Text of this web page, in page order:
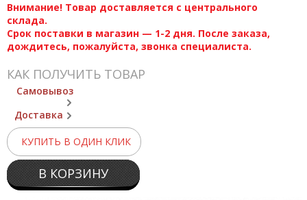
Внимание! Товар доставляется с центрального
склада.
Срок поставки в магазин — 1-2 дня. После заказа,
дождитесь, пожалуйста, звонка специалиста.
КАК ПОЛУЧИТЬ ТОВАР
Самовывоз
Доставка
КУПИТЬ В ОДИН КЛИК
В КОРЗИНУ